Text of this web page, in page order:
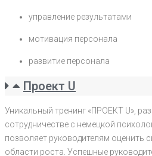
управление результатами
мотивация персонала
развитие персонала
Проект U
Уникальный тренинг «ПРОЕКТ U»,
сотрудничестве с немецкой
позволяет руководителям оценить
области роста. Успешные